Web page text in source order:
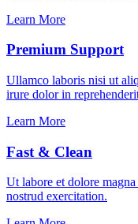
Learn More
Premium Support
Ullamco laboris nisi ut
irure dolor in
Learn More
Fast & Clean
Ut labore et dolore
nostrud exercitation.